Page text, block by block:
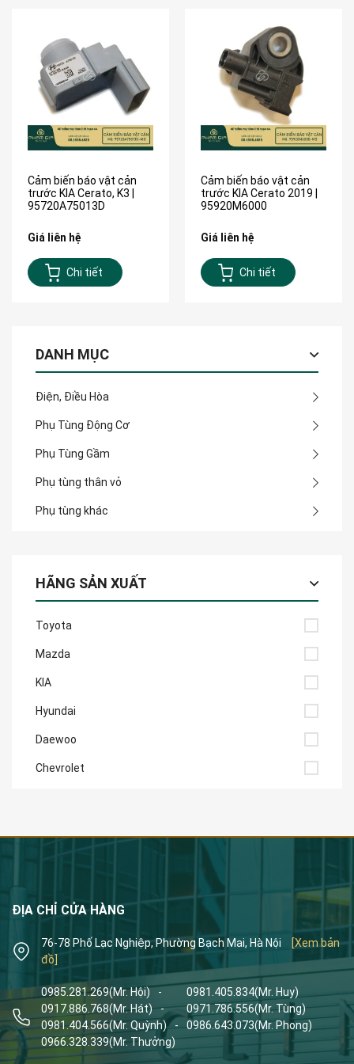
DANH MỤC
Điện, Điều Hòa
Phụ Tùng Động Cơ
Phụ Tùng Gầm
Phụ tùng thân vỏ
Phụ tùng khác
HÃNG SẢN XUẤT
Toyota
Mazda
KIA
Hyundai
Daewoo
Chevrolet
Cảm biến báo vật cản
trước KIA Cerato, K3 |
95720A75013D
Giá liên hệ
Chi tiết
Cảm biến báo vật cản
trước KIA Cerato 2019 |
95920M6000
Giá liên hệ
Chi tiết
ĐỊA CHỈ CỬA HÀNG
76-78 Phố Lạc Nghiệp, Phường Bạch Mai, Hà Nội
[Xem bản
đồ]
0985.281.269(Mr. Hội) - 0981.405.834(Mr. Huy)
0917.886.768(Mr. Hát) - 0971.786.556(Mr. Tùng)
0981.404.566(Mr. Quỳnh) - 0986.643.073(Mr. Phong)
0966.328.339(Mr. Thưởng)